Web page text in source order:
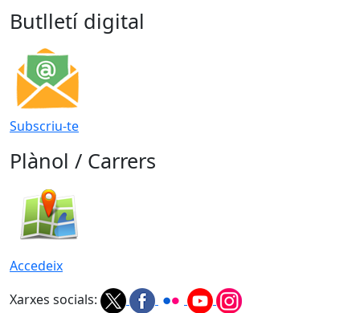
Butlletí digital
Subscriu-te
Plànol / Carrers
Accedeix
Xarxes socials: